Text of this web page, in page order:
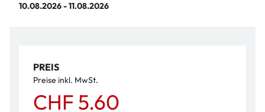
10.08.2026 - 11.08.2026
PREIS
Preise inkl. MwSt.
CHF 5.60